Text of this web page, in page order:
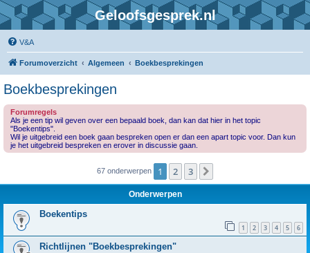
Geloofsgesprek.nl
V&A
Forumoverzicht Algemeen Boekbesprekingen
Boekbesprekingen
Forumregels
Als je een tip wil geven over een bepaald boek, dan kan dat hier in het topic
"Boekentips".
Wil je uitgebreid een boek gaan bespreken open er dan een apart topic voor. Dan kun
je het uitgebreid bespreken en erover in discussie gaan.
67 onderwerpen 1 2 3
Onderwerpen
Boekentips
1 2 3 4 5 6
Richtlijnen "Boekbesprekingen"